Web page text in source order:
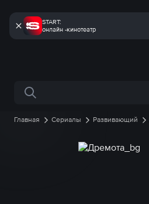
START:
онлайн -кинотеатр
Поиск по сайту
Главная Сериалы Развивающий